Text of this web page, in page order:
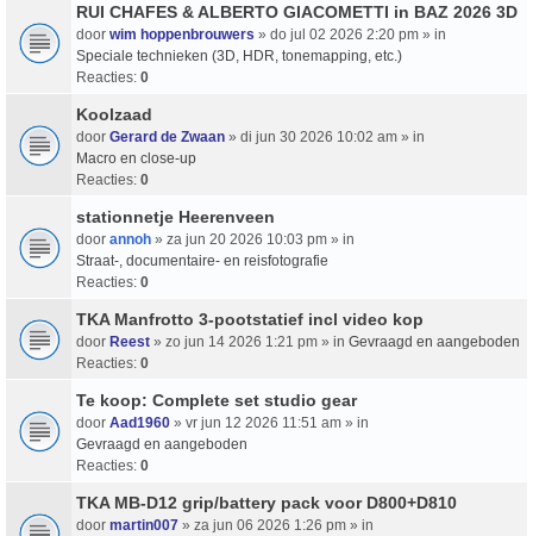
RUI CHAFES & ALBERTO GIACOMETTI in BAZ 2026 3D
door wim hoppenbrouwers » do jul 02 2026 2:20 pm » in
Speciale technieken (3D, HDR, tonemapping, etc.)
Reacties: 0
Koolzaad
door Gerard de Zwaan » di jun 30 2026 10:02 am » in
Macro en close-up
Reacties: 0
stationnetje Heerenveen
door annoh » za jun 20 2026 10:03 pm » in
Straat-, documentaire- en reisfotografie
Reacties: 0
TKA Manfrotto 3-pootstatief incl video kop
door Reest » zo jun 14 2026 1:21 pm » in Gevraagd en aangeboden
Reacties: 0
Te koop: Complete set studio gear
door Aad1960 » vr jun 12 2026 11:51 am » in
Gevraagd en aangeboden
Reacties: 0
TKA MB-D12 grip/battery pack voor D800+D810
door martin007 » za jun 06 2026 1:26 pm » in